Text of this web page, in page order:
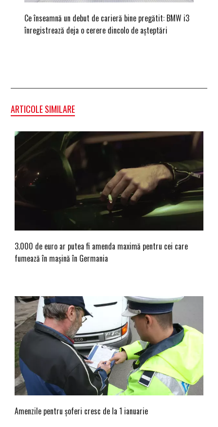
Ce înseamnă un debut de carieră bine pregătit: BMW i3
înregistrează deja o cerere dincolo de așteptări
ARTICOLE SIMILARE
3.000 de euro ar putea fi amenda maximă pentru cei care
fumează în mașină în Germania
Amenzile pentru șoferi cresc de la 1 ianuarie